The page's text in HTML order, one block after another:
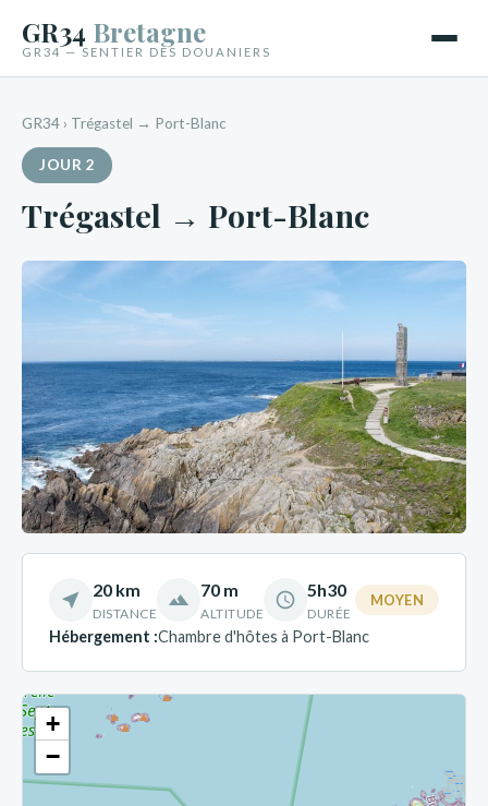
GR34 Bretagne
GR34 — SENTIER DES DOUANIERS
GR34 › Trégastel → Port-Blanc
JOUR 2
Trégastel → Port-Blanc
20 km
DISTANCE
70 m
ALTITUDE
5h30
DURÉE
MOYEN
Hébergement :Chambre d'hôtes à Port-Blanc
+
−